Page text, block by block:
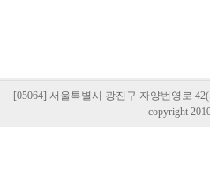
[05064] 서울특별시 광진구 자양번영로
copyright